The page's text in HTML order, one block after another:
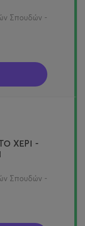
Σπουδών -
ΧΕΡΙ -
Σπουδών -